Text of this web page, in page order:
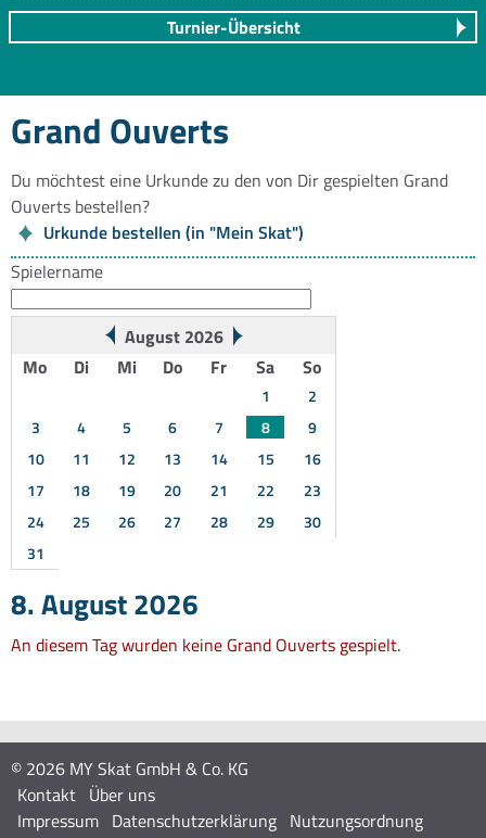
Turnier-Übersicht
Grand Ouverts
Du möchtest eine Urkunde zu den von Dir gespielten Grand
Ouverts bestellen?
Urkunde bestellen (in "Mein Skat")
Spielername
August 2026
Mo
Di Mi Do Fr Sa So
1
2
3
4 5 6 7 8
9
10
11 12 13 14 15
16
17
18 19 20 21 22
23
24
25 26 27 28 29
30
31
8. August 2026
An diesem Tag wurden keine Grand Ouverts gespielt.
© 2026 MY Skat GmbH & Co. KG
Kontakt Über uns
Impressum Datenschutzerklärung Nutzungsordnung